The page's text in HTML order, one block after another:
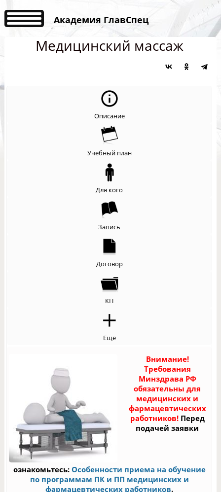
Академия ГлавСпец
Медицинский массаж
Описание
Учебный план
Для кого
Запись
Договор
КП
Еще
Внимание!
Требования
Минздрава РФ
обязательны для
медицинских и
фармацевтических
работников!Перед
подачей заявки
ознакомьтесь: Особенности приема на обучение
по программам ПК и ПП медицинских и
фармацевтических работников.